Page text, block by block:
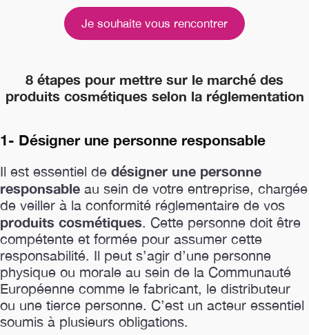
Je souhaite vous rencontrer
8 étapes pour mettre sur le marché des
produits cosmétiques selon la réglementation
1- Désigner une personne responsable
Il est essentiel de désigner une personne
responsable au sein de votre entreprise, chargée
de veiller à la conformité réglementaire de vos
produits cosmétiques. Cette personne doit être
compétente et formée pour assumer cette
responsabilité. Il peut s’agir d’une personne
physique ou morale au sein de la Communauté
Européenne comme le fabricant, le distributeur
ou une tierce personne. C’est un acteur essentiel
soumis à plusieurs obligations.